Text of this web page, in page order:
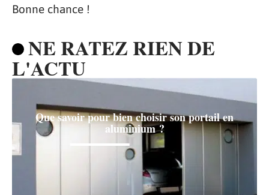
Bonne chance !
NE RATEZ RIEN DE
L'ACTU
Que savoir pour bien choisir son portail en
aluminium ?